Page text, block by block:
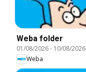
Weba folder
01/08/2026- 10/08/2026
Weba